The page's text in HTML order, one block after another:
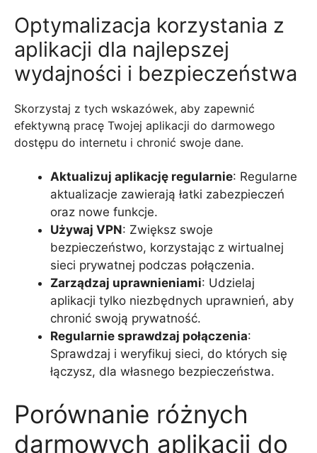
Optymalizacja korzystania z
aplikacji dla najlepszej
wydajności i bezpieczeństwa
Skorzystaj z tych wskazówek, aby zapewnić
efektywną pracę Twojej aplikacji do darmowego
dostępu do internetu i chronić swoje dane.
Aktualizuj aplikację regularnie: Regularne
aktualizacje zawierają łatki zabezpieczeń
oraz nowe funkcje.
Używaj VPN: Zwiększ swoje
bezpieczeństwo, korzystając z wirtualnej
sieci prywatnej podczas połączenia.
Zarządzaj uprawnieniami: Udzielaj
aplikacji tylko niezbędnych uprawnień, aby
chronić swoją prywatność.
Regularnie sprawdzaj połączenia:
Sprawdzaj i weryfikuj sieci, do których się
łączysz, dla własnego bezpieczeństwa.
Porównanie różnych
darmowych aplikacji do